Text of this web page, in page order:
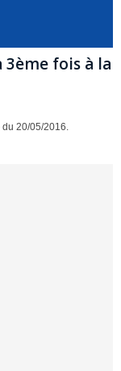
fois à la
20/05/2016.